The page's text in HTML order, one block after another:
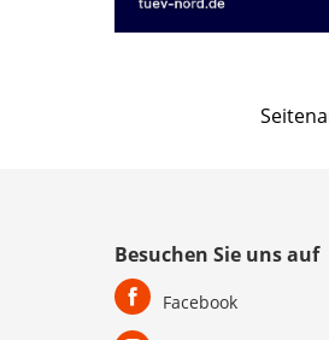
Besuchen Sie uns auf
Facebook